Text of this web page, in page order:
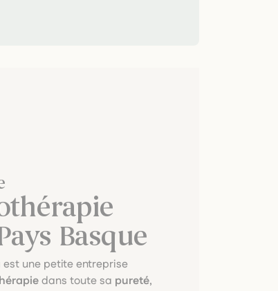
Basque
est une petite entreprise
dans toute sa pureté,